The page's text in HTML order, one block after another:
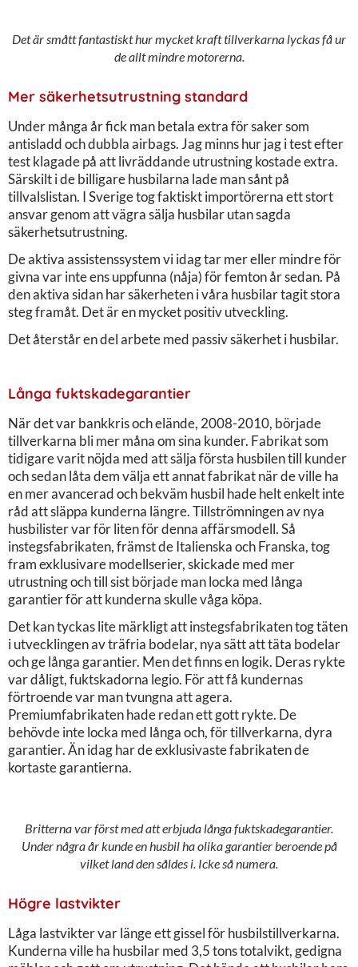
Det är smått fantastiskt hur mycket kraft tillverkarna lyckas få ur
de allt mindre motorerna.
Mer säkerhetsutrustning standard
Under många år fick man betala extra för saker som
antisladd och dubbla airbags. Jag minns hur jag i test efter
test klagade på att livräddande utrustning kostade extra.
Särskilt i de billigare husbilarna lade man sånt på
tillvalslistan. I Sverige tog faktiskt importörerna ett stort
ansvar genom att vägra sälja husbilar utan sagda
säkerhetsutrustning.
De aktiva assistenssystem vi idag tar mer eller mindre för
givna var inte ens uppfunna (nåja) för femton år sedan. På
den aktiva sidan har säkerheten i våra husbilar tagit stora
steg framåt. Det är en mycket positiv utveckling.
Det återstår en del arbete med passiv säkerhet i husbilar.
Långa fuktskadegarantier
När det var bankkris och elände, 2008-2010, började
tillverkarna bli mer måna om sina kunder. Fabrikat som
tidigare varit nöjda med att sälja första husbilen till kunder
och sedan låta dem välja ett annat fabrikat när de ville ha
en mer avancerad och bekväm husbil hade helt enkelt inte
råd att släppa kunderna längre. Tillströmningen av nya
husbilister var för liten för denna affärsmodell. Så
instegsfabrikaten, främst de Italienska och Franska, tog
fram exklusivare modellserier, skickade med mer
utrustning och till sist började man locka med långa
garantier för att kunderna skulle våga köpa.
Det kan tyckas lite märkligt att instegsfabrikaten tog täten
i utvecklingen av träfria bodelar, nya sätt att täta bodelar
och ge långa garantier. Men det finns en logik. Deras rykte
var dåligt, fuktskadorna legio. För att få kundernas
förtroende var man tvungna att agera.
Premiumfabrikaten hade redan ett gott rykte. De
behövde inte locka med långa och, för tillverkarna, dyra
garantier. Än idag har de exklusivaste fabrikaten de
kortaste garantierna.
Britterna var först med att erbjuda långa fuktskadegarantier.
Under några år kunde en husbil ha olika garantier beroende på
vilket land den såldes i. Icke så numera.
Högre lastvikter
Låga lastvikter var länge ett gissel för husbilstillverkarna.
Kunderna ville ha husbilar med 3,5 tons totalvikt, gedigna